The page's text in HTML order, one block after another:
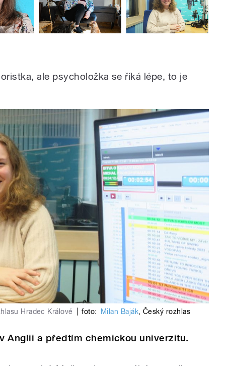
ale psycholožka se říká lépe, to je
Hradec Králové foto: Milan Baják, Český rozhlas
Anglii a předtím chemickou univerzitu.